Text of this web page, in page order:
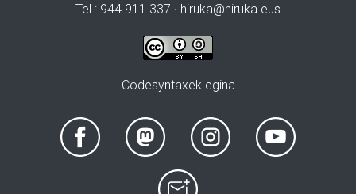
Tel.: 944 911 337 · hiruka@hiruka.eus
Codesyntaxek egina